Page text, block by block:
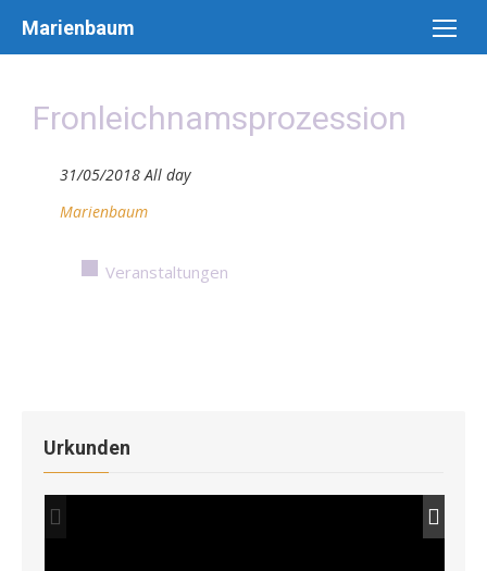
Marienbaum
Fronleichnamsprozession
31/05/2018 All day
Marienbaum
Veranstaltungen
Urkunden